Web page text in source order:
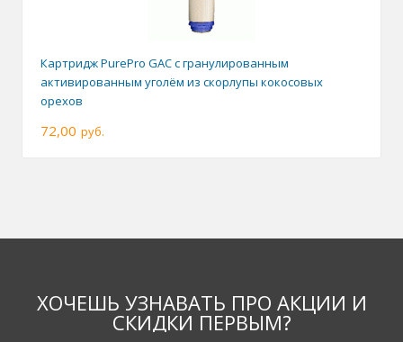
Картридж PurePro GAC с гранулированным
активированным уголём из скорлупы кокосовых
орехов
72,00 руб.
ХОЧЕШЬ УЗНАВАТЬ ПРО АКЦИИ И
СКИДКИ ПЕРВЫМ?